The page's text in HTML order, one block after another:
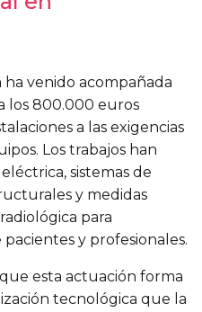
venido acompañada
los 800.000 euros
a las exigencias
Los trabajos han
sistemas de
y medidas
para
y profesionales.
esta actuación forma
tecnológica que la